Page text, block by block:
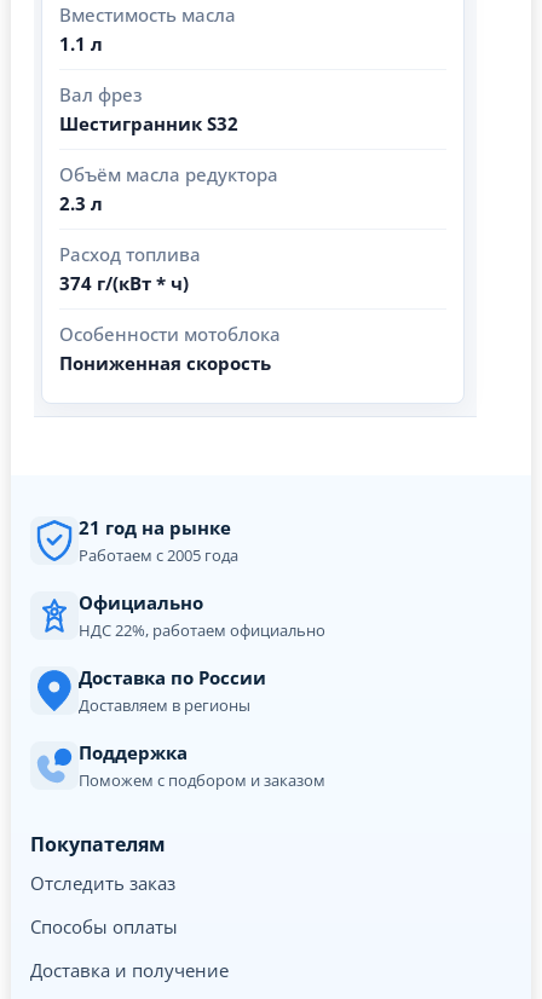
Вместимость масла
1.1 л
Вал фрез
Шестигранник S32
Объём масла редуктора
2.3 л
Расход топлива
374 г/(кВт * ч)
Особенности мотоблока
Пониженная скорость
21 год на рынке
Работаем с 2005 года
Официально
НДС 22%, работаем официально
Доставка по России
Доставляем в регионы
Поддержка
Поможем с подбором и заказом
Покупателям
Отследить заказ
Способы оплаты
Доставка и получение